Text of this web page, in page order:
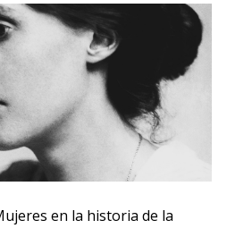
en la historia de la